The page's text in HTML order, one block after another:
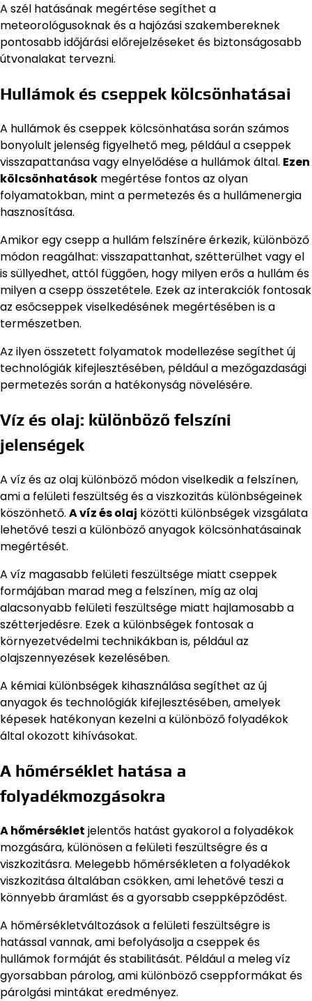
A szél hatásának megértése segíthet a
meteorológusoknak és a hajózási szakembereknek
pontosabb időjárási előrejelzéseket és biztonságosabb
útvonalakat tervezni.
Hullámok és cseppek kölcsönhatásai
A hullámok és cseppek kölcsönhatása során számos
bonyolult jelenség figyelhető meg, például a cseppek
visszapattanása vagy elnyelődése a hullámok által. Ezen
kölcsönhatások megértése fontos az olyan
folyamatokban, mint a permetezés és a hullámenergia
hasznosítása.
Amikor egy csepp a hullám felszínére érkezik, különböző
módon reagálhat: visszapattanhat, szétterülhet vagy el
is süllyedhet, attól függően, hogy milyen erős a hullám és
milyen a csepp összetétele. Ezek az interakciók fontosak
az esőcseppek viselkedésének megértésében is a
természetben.
Az ilyen összetett folyamatok modellezése segíthet új
technológiák kifejlesztésében, például a mezőgazdasági
permetezés során a hatékonyság növelésére.
Víz és olaj: különböző felszíni
jelenségek
A víz és az olaj különböző módon viselkedik a felszínen,
ami a felületi feszültség és a viszkozitás különbségeinek
köszönhető. A víz és olaj közötti különbségek vizsgálata
lehetővé teszi a különböző anyagok kölcsönhatásainak
megértését.
A víz magasabb felületi feszültsége miatt cseppek
formájában marad meg a felszínen, míg az olaj
alacsonyabb felületi feszültsége miatt hajlamosabb a
szétterjedésre. Ezek a különbségek fontosak a
környezetvédelmi technikákban is, például az
olajszennyezések kezelésében.
A kémiai különbségek kihasználása segíthet az új
anyagok és technológiák kifejlesztésében, amelyek
képesek hatékonyan kezelni a különböző folyadékok
által okozott kihívásokat.
A hőmérséklet hatása a
folyadékmozgásokra
A hőmérséklet jelentős hatást gyakorol a folyadékok
mozgására, különösen a felületi feszültségre és a
viszkozitásra. Melegebb hőmérsékleten a folyadékok
viszkozitása általában csökken, ami lehetővé teszi a
könnyebb áramlást és a gyorsabb cseppképződést.
A hőmérsékletváltozások a felületi feszültségre is
hatással vannak, ami befolyásolja a cseppek és
hullámok formáját és stabilitását. Például a meleg víz
gyorsabban párolog, ami különböző cseppformákat és
párolgási mintákat eredményez.